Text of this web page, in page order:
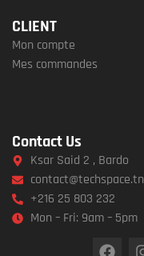
CLIENT
Mon compte
Mes commandes
Contact Us
Ksar Said 2 , Bardo
contact@techspace.tn
+216 25 803 232
Mon – Fri: 9am – 5pm